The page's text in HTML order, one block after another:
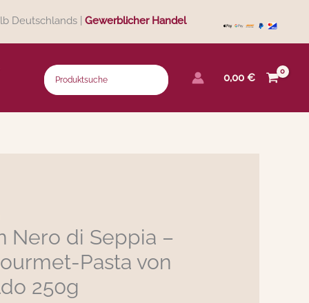
Deutschlands | Gewerblicher Handel
0,00 €
Nero di Seppia –
Pasta von
250g